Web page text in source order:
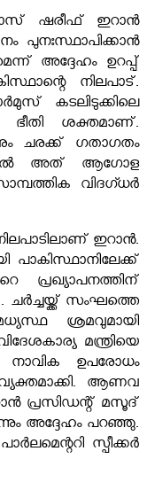
ഷരീഫ് ഇറാൻ
പുനഃസ്ഥാപിക്കാൻ
അദ്ദേഹം ഉറപ്പ്
നിലപാട്.
കടലിടുക്കിലെ
ശക്തമാണ്.
ചരക്ക് ഗതാഗതം
അത് ആഗോള
വിദഗ്ധർ
ഇറാൻ.
പാകിസ്ഥാനിലേക്ക്
ചർച്ചയ്ക്ക് സംഘത്തെ
ശ്രമവുമായി
മന്ത്രിയെ
നാവിക ഉപരോധം
ആണവ
പ്രസിഡന്റ് മസൂദ്
അദ്ദേഹം പറഞ്ഞു.
സ്പീക്കർ